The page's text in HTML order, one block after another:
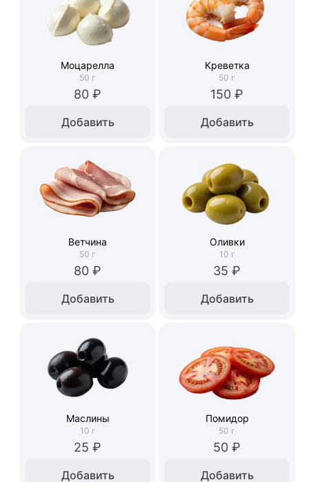
Моцарелла
50 г
80 ₽
Добавить
Креветка
50 г
150 ₽
Добавить
Ветчина
50 г
80 ₽
Добавить
Оливки
10 г
35 ₽
Добавить
Маслины
10 г
25 ₽
Добавить
Помидор
50 г
50 ₽
Добавить